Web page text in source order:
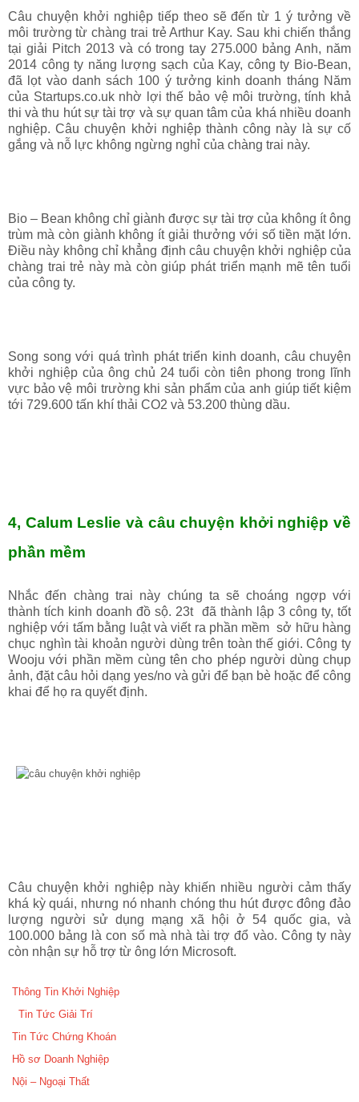
Câu chuyện khởi nghiệp tiếp theo sẽ đến từ 1 ý tưởng về
môi trường từ chàng trai trẻ Arthur Kay. Sau khi chiến thắng
tại giải Pitch 2013 và có trong tay 275.000 bảng Anh, năm
2014 công ty năng lượng sạch của Kay, công ty Bio-Bean,
đã lọt vào danh sách 100 ý tưởng kinh doanh tháng Năm
của Startups.co.uk nhờ lợi thế bảo vệ môi trường, tính khả
thi và thu hút sự tài trợ và sự quan tâm của khá nhiều doanh
nghiệp. Câu chuyện khởi nghiệp thành công này là sự cố
gắng và nỗ lực không ngừng nghỉ của chàng trai này.
Bio – Bean không chỉ giành được sự tài trợ của không ít ông
trùm mà còn giành không ít giải thưởng với số tiền mặt lớn.
Điều này không chỉ khẳng định câu chuyện khởi nghiệp của
chàng trai trẻ này mà còn giúp phát triển mạnh mẽ tên tuổi
của công ty.
Song song với quá trình phát triển kinh doanh, câu chuyện
khởi nghiệp của ông chủ 24 tuổi còn tiên phong trong lĩnh
vực bảo vệ môi trường khi sản phẩm của anh giúp tiết kiệm
tới 729.600 tấn khí thải CO2 và 53.200 thùng dầu.
4, Calum Leslie và câu chuyện khởi nghiệp về
phần mềm
Nhắc đến chàng trai này chúng ta sẽ choáng ngợp với
thành tích kinh doanh đồ sộ. 23t đã thành lập 3 công ty, tốt
nghiệp với tấm bằng luật và viết ra phần mềm sở hữu hàng
chục nghìn tài khoản người dùng trên toàn thế giới. Công ty
Wooju với phần mềm cùng tên cho phép người dùng chụp
ảnh, đặt câu hỏi dạng yes/no và gửi để bạn bè hoặc để công
khai để họ ra quyết định.
Câu chuyện khởi nghiệp này khiến nhiều người cảm thấy
khá kỳ quái, nhưng nó nhanh chóng thu hút được đông đảo
lượng người sử dụng mạng xã hội ở 54 quốc gia, và
100.000 bảng là con số mà nhà tài trợ đổ vào. Công ty này
còn nhận sự hỗ trợ từ ông lớn Microsoft.
Thông Tin Khởi Nghiệp
Tin Tức Giải Trí
Tin Tức Chứng Khoán
Hồ sơ Doanh Nghiệp
Nội – Ngoại Thất